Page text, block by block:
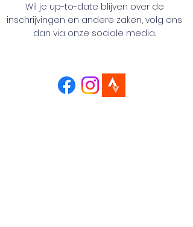
Wil je up-to-date blijven over de
inschrijvingen en andere zaken, volg ons
dan via onze sociale media.